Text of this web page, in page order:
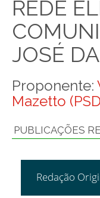
REDE
JOSÉ
Proponente:
Mazetto
PUBLICAÇÕES
Redação